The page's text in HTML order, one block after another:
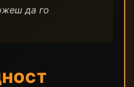
да го